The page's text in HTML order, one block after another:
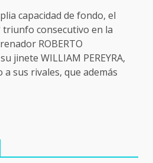
capacidad de fondo, el
consecutivo en la
ROBERTO
jinete WILLIAM PEREYRA,
sus rivales, que además